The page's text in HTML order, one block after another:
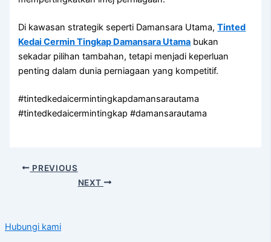
Di kawasan strategik seperti Damansara Utama,Tinted
Kedai Cermin Tingkap Damansara Utama bukan
sekadar pilihan tambahan, tetapi menjadi keperluan
penting dalam dunia perniagaan yang kompetitif.
#tintedkedaicermintingkapdamansarautama
#tintedkedaicermintingkap #damansarautama
PREVIOUS
NEXT
Hubungi kami